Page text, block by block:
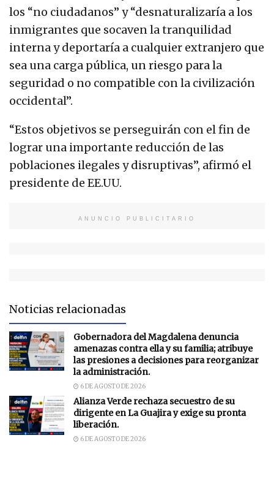
los “no ciudadanos” y “desnaturalizaría a los
inmigrantes que socaven la tranquilidad
interna y deportaría a cualquier extranjero que
sea una carga pública, un riesgo para la
seguridad o no compatible con la civilización
occidental”.
“Estos objetivos se perseguirán con el fin de
lograr una importante reducción de las
poblaciones ilegales y disruptivas”, afirmó el
presidente de EE.UU.
ANUNCIO PUBLICITARIO
Noticias relacionadas
Gobernadora del Magdalena denuncia
amenazas contra ella y su familia; atribuye
las presiones a decisiones para reorganizar
la administración.
6 DE AGOSTO DE 2026
Alianza Verde rechaza secuestro de su
dirigente en La Guajira y exige su pronta
liberación.
6 DE AGOSTO DE 2026